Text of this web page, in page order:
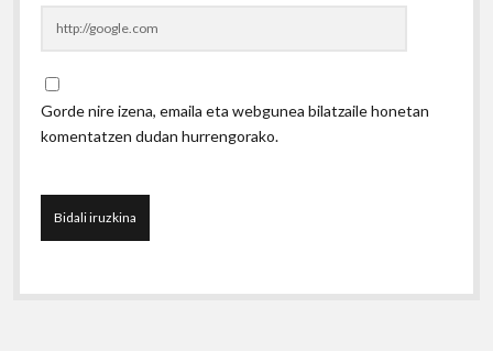
Gorde nire izena, emaila eta webgunea bilatzaile honetan
komentatzen dudan hurrengorako.